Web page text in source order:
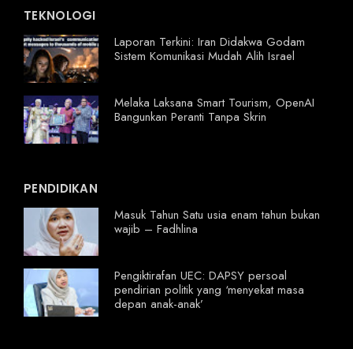
TEKNOLOGI
Laporan Terkini: Iran Didakwa Godam
Sistem Komunikasi Mudah Alih Israel
Melaka Laksana Smart Tourism, OpenAI
Bangunkan Peranti Tanpa Skrin
PENDIDIKAN
Masuk Tahun Satu usia enam tahun bukan
wajib – Fadhlina
Pengiktirafan UEC: DAPSY persoal
pendirian politik yang ‘menyekat masa
depan anak-anak’